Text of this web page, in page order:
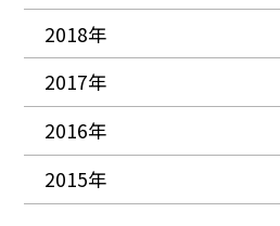
2018年
2017年
2016年
2015年